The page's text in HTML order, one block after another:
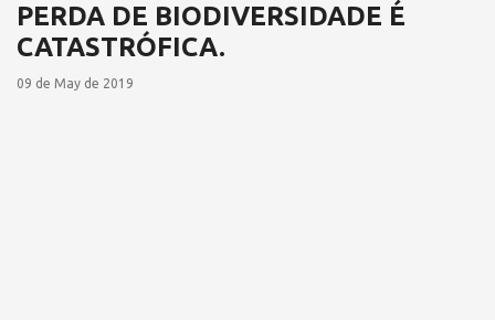
PERDA DE BIODIVERSIDADE É
CATASTRÓFICA.
09 de May de 2019